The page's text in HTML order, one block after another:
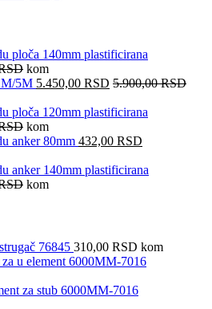
ploča 140mm plastificirana
kom
5M 5.450,00 RSD 5.900,00RSD
ploča 120mm plastificirana
kom
anker 80mm 432,00 RSD
anker 140mm plastificirana
kom
76845 310,00 RSD kom
u element 6000MM-7016
za stub 6000MM-7016